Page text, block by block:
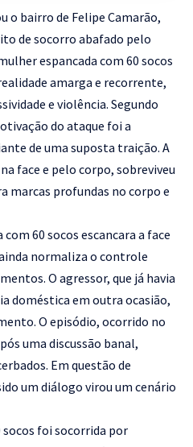
o bairro de Felipe Camarão,
de socorro abafado pelo
espancada com 60 socos
amarga e recorrente,
e violência. Segundo
do ataque foi a
de uma suposta traição. A
face e pelo corpo, sobreviveu
marcas profundas no corpo e
60 socos escancara a face
normaliza o controle
O agressor, que já havia
doméstica em outra ocasião,
O episódio, ocorrido no
uma discussão banal,
Em questão de
um diálogo virou um cenário
socos foi socorrida por